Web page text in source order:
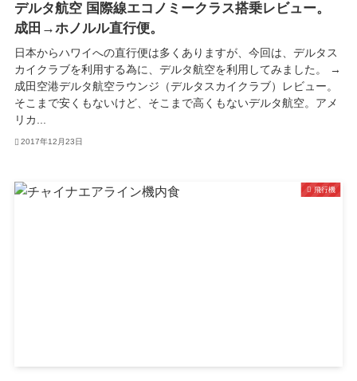
デルタ航空 国際線エコノミークラス搭乗レビュー。
成田→ホノルル直行便。
日本からハワイへの直行便は多くありますが、今回は、デルタス
カイクラブを利用する為に、デルタ航空を利用してみました。 →
成田空港デルタ航空ラウンジ（デルタスカイクラブ）レビュー。
そこまで安くもないけど、そこまで高くもないデルタ航空。アメ
リカ...
2017年12月23日
飛行機